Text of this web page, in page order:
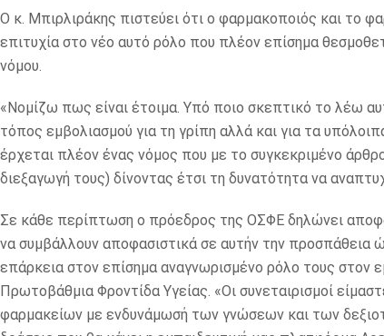
Ο κ. Μπιρλιράκης πιστεύει ότι ο φαρμακοποιός και το
επιτυχία στο νέο αυτό ρόλο που πλέον επίσημα
νόμου.
«Νομίζω πως είναι έτοιμα. Υπό ποιο σκεπτικό το λέω
τόπος εμβολιασμού για τη γρίπη αλλά και για τα
έρχεται πλέον ένας νόμος που με το συγκεκριμένο
διεξαγωγή τους) δίνοντας έτσι τη δυνατότητα να
Σε κάθε περίπτωση ο πρόεδρος της ΟΣΦΕ δηλώνει
να συμβάλλουν αποφασιστικά σε αυτήν την προσπάθεια
επάρκεια στον επίσημα αναγνωρισμένο ρόλο τους στον
Πρωτοβάθμια Φροντίδα Υγείας. «Οι συνεταιρισμοί
φαρμακείων με ενδυνάμωσή των γνώσεων και των